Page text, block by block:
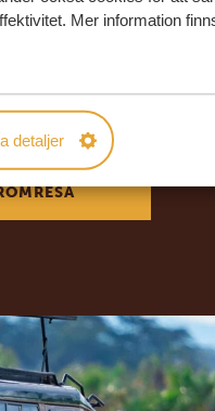
Mer information
detaljer
drömresa